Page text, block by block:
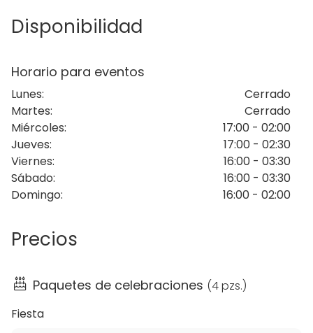
la música a tope para bailar y charlar con otras
y ofrece una carta de más de 80 cócteles.
Bien situado y con su ambiente único, es el lugar
ideal para cualquier tipo de evento. Ya sea particular
o de empresa, que requiera de un espacio diferente,
céntrico y con buena música, Areia es el sitio
perfecto. Cumpleaños, fiestas de empresa o
privada, despedidas, lo que tu quieras, el único límite
es la imaginación.
Areia Chill Out te ofrece una atmósfera mágica,
exótica, relajada y moderna. Su ambiente
hora de realizar eventos. Un emplazamiento con
personalidad, te ofrecemos múltiples posibilidades.
Disponibilidad
Horario para eventos
Lunes:
Cerrado
Martes:
Cerrado
Miércoles:
17:00 - 02:00
Jueves:
17:00 - 02:30
Viernes:
16:00 - 03:30
Sábado:
16:00 - 03:30
Domingo: 16:00 - 02:00
Precios
Paquetes de celebraciones (4 pzs.)
Fiesta